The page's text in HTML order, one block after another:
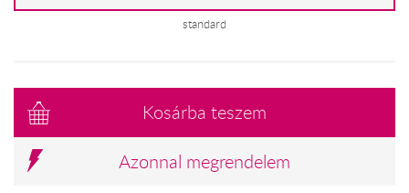
standard
Kosárba teszem
Azonnal megrendelem